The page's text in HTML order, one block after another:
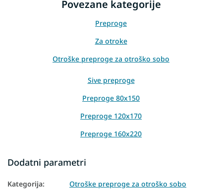
Povezane kategorije
Preproge
Za otroke
Otroške preproge za otroško sobo
Sive preproge
Preproge 80x150
Preproge 120x170
Preproge 160x220
Dodatni parametri
Kategorija:
Otroške preproge za otroško sobo